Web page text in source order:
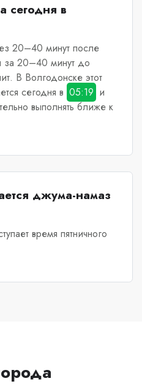
сегодня в
20–40 минут после
за 20–40 минут до
В Волгодонскеэтот
сегодня в 05:19 и
выполнять ближе к
джума-намаз
время пятничного